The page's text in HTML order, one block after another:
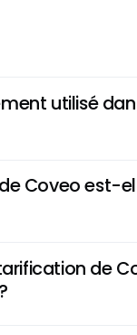
utilisé
portails de
et les
Coveo est-
de valeur plus
de